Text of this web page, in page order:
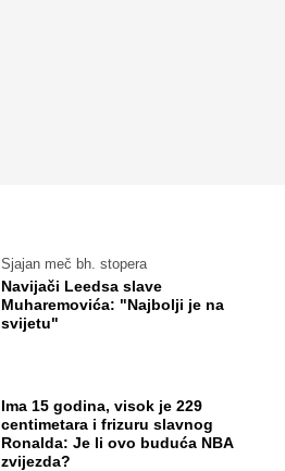
Sjajan meč bh. stopera
Navijači Leedsa slave
Muharemovića: "Najbolji je na
svijetu"
Ima 15 godina, visok je 229
centimetara i frizuru slavnog
Ronalda: Je li ovo buduća NBA
zvijezda?